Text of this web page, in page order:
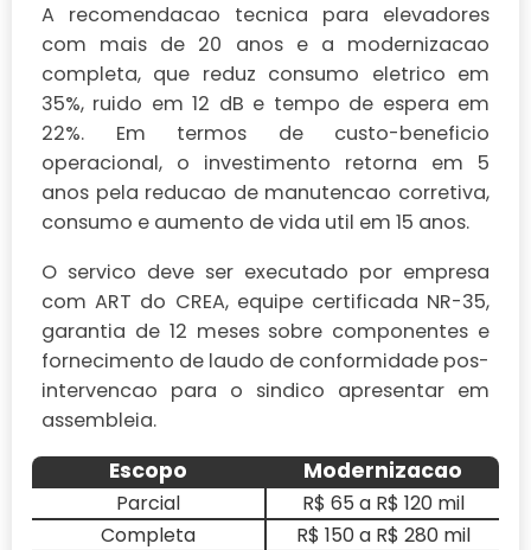
A recomendacao tecnica para elevadores
com mais de 20 anos e a modernizacao
completa, que reduz consumo eletrico em
35%, ruido em 12 dB e tempo de espera em
22%. Em termos de custo-beneficio
operacional, o investimento retorna em 5
anos pela reducao de manutencao corretiva,
consumo e aumento de vida util em 15 anos.
O servico deve ser executado por empresa
com ART do CREA, equipe certificada NR-35,
garantia de 12 meses sobre componentes e
fornecimento de laudo de conformidade pos-
intervencao para o sindico apresentar em
assembleia.
Escopo Modernizacao
Parcial
R$ 65 a R$ 120 mil
Completa
R$ 150 a R$ 280 mil